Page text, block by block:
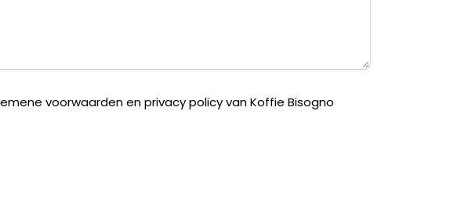
voorwaarden en privacy policy van Koffie Bisogno